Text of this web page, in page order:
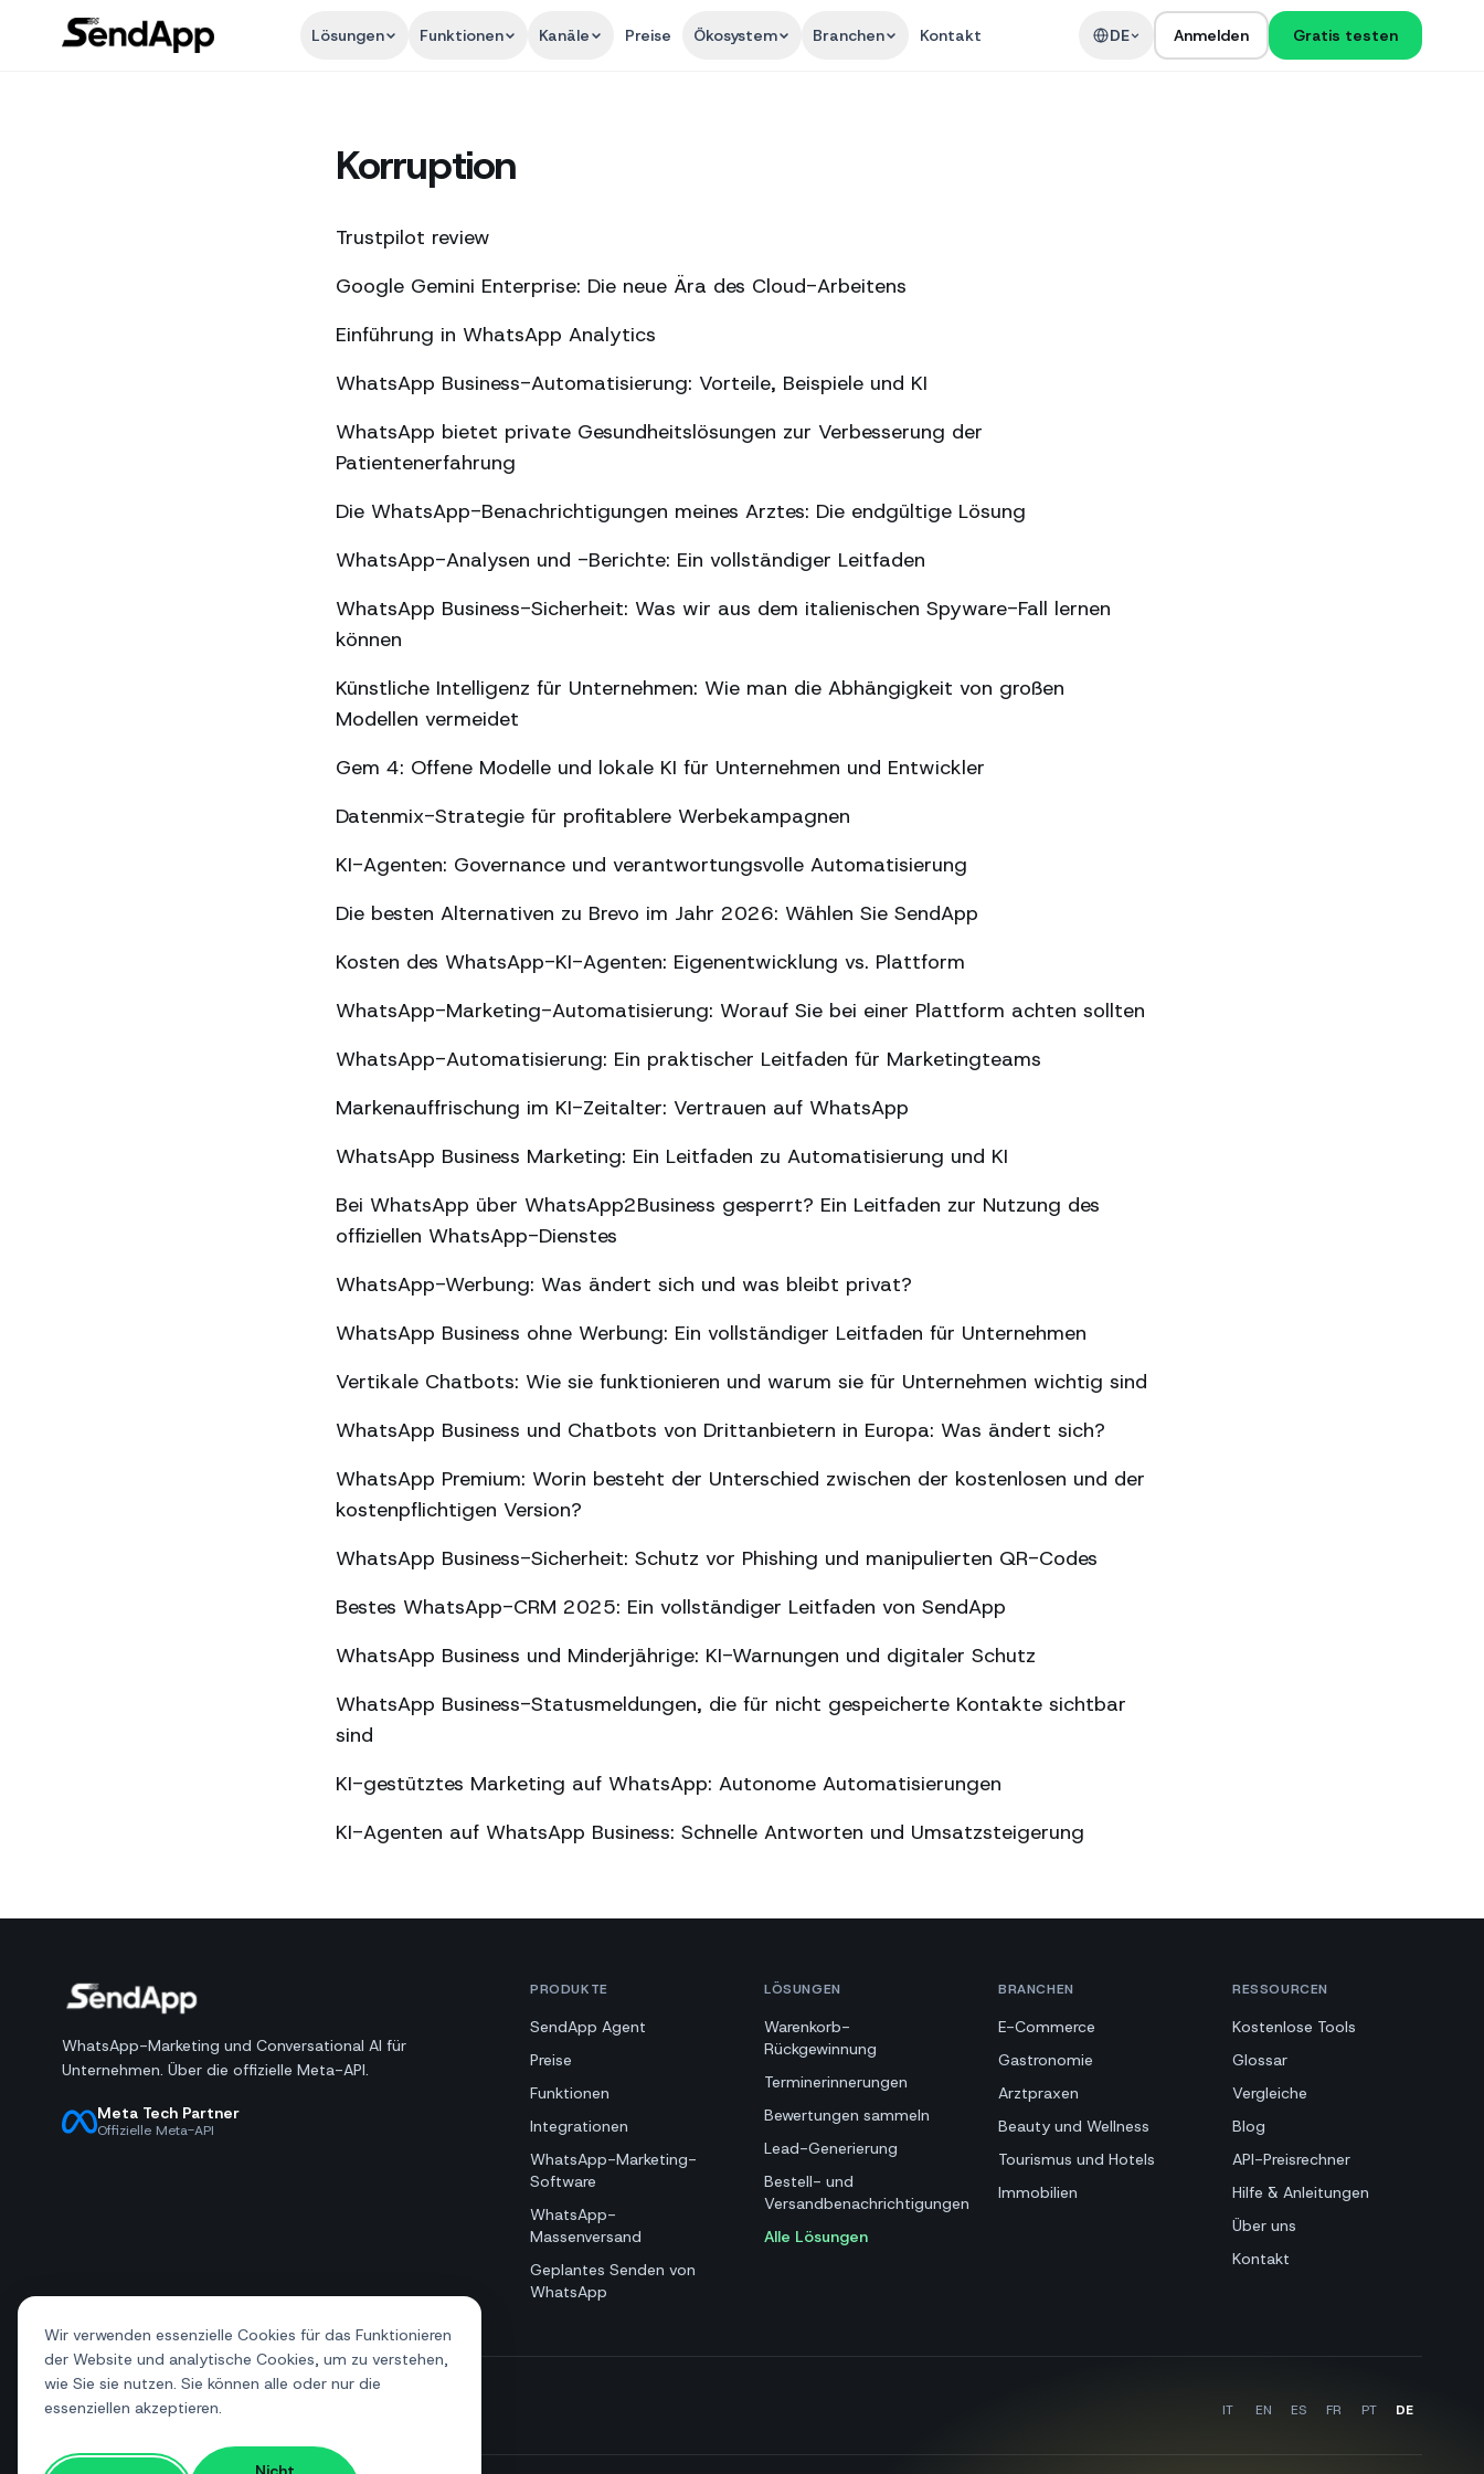
Wir verwenden essenzielle Cookies für das Funktionieren
der Website und analytische Cookies, um zu verstehen,
wie Sie sie nutzen. Sie können alle oder nur die
essenziellen akzeptieren.
Lösungen Funktionen Kanäle Preise Ökosystem Branchen Kontakt DE Anmelden Gratis testen
Korruption
Trustpilot review
Google Gemini Enterprise: Die neue Ära des Cloud-Arbeitens
Einführung in WhatsApp Analytics
WhatsApp Business-Automatisierung: Vorteile, Beispiele und KI
WhatsApp bietet private Gesundheitslösungen zur Verbesserung der
Patientenerfahrung
Die WhatsApp-Benachrichtigungen meines Arztes: Die endgültige Lösung
WhatsApp-Analysen und -Berichte: Ein vollständiger Leitfaden
WhatsApp Business-Sicherheit: Was wir aus dem italienischen Spyware-Fall lernen
können
Künstliche Intelligenz für Unternehmen: Wie man die Abhängigkeit von großen
Modellen vermeidet
Gem 4: Offene Modelle und lokale KI für Unternehmen und Entwickler
Datenmix-Strategie für profitablere Werbekampagnen
KI-Agenten: Governance und verantwortungsvolle Automatisierung
Die besten Alternativen zu Brevo im Jahr 2026: Wählen Sie SendApp
Kosten des WhatsApp-KI-Agenten: Eigenentwicklung vs. Plattform
WhatsApp-Marketing-Automatisierung: Worauf Sie bei einer Plattform achten sollten
WhatsApp-Automatisierung: Ein praktischer Leitfaden für Marketingteams
Markenauffrischung im KI-Zeitalter: Vertrauen auf WhatsApp
WhatsApp Business Marketing: Ein Leitfaden zu Automatisierung und KI
Bei WhatsApp über WhatsApp2Business gesperrt? Ein Leitfaden zur Nutzung des
offiziellen WhatsApp-Dienstes
WhatsApp-Werbung: Was ändert sich und was bleibt privat?
WhatsApp Business ohne Werbung: Ein vollständiger Leitfaden für Unternehmen
Vertikale Chatbots: Wie sie funktionieren und warum sie für Unternehmen wichtig sind
WhatsApp Business und Chatbots von Drittanbietern in Europa: Was ändert sich?
WhatsApp Premium: Worin besteht der Unterschied zwischen der kostenlosen und der
kostenpflichtigen Version?
WhatsApp Business-Sicherheit: Schutz vor Phishing und manipulierten QR-Codes
Bestes WhatsApp-CRM 2025: Ein vollständiger Leitfaden von SendApp
WhatsApp Business und Minderjährige: KI-Warnungen und digitaler Schutz
WhatsApp Business-Statusmeldungen, die für nicht gespeicherte Kontakte sichtbar
sind
KI-gestütztes Marketing auf WhatsApp: Autonome Automatisierungen
KI-Agenten auf WhatsApp Business: Schnelle Antworten und Umsatzsteigerung
WhatsApp-Marketing und Conversational AI für
Unternehmen. Über die offizielle Meta-API.
Meta Tech Partner
Offizielle Meta-API
PRODUKTE
SendApp Agent
Preise
Funktionen
Integrationen
WhatsApp-Marketing-
Software
WhatsApp-
Massenversand
Geplantes Senden von
WhatsApp
LÖSUNGEN
Warenkorb-
Rückgewinnung
Terminerinnerungen
Bewertungen sammeln
Lead-Generierung
Bestell- und
Versandbenachrichtigungen
Alle Lösungen
BRANCHEN
E-Commerce
Gastronomie
Arztpraxen
Beauty und Wellness
Tourismus und Hotels
Immobilien
RESSOURCEN
Kostenlose Tools
Glossar
Vergleiche
Blog
API-Preisrechner
Hilfe & Anleitungen
Über uns
Kontakt
+39 081 544 7792 IT EN ES FR PT DE